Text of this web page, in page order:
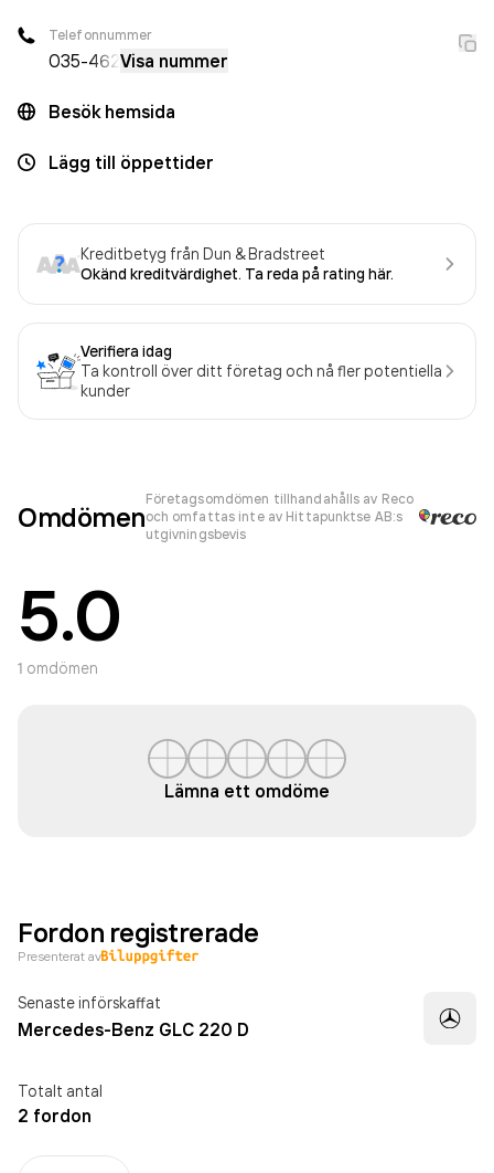
Telefonnummer
035-462Visa nummer
Besök hemsida
Lägg till öppettider
Kreditbetyg från Dun & Bradstreet
Okänd kreditvärdighet. Ta reda på rating här.
Verifiera idag
Ta kontroll över ditt företag och nå fler potentiella
kunder
Omdömen
Företagsomdömen tillhandahålls av Reco
och omfattas inte av Hittapunktse AB:s
utgivningsbevis
5.0
1 omdömen
Lämna ett omdöme
Fordon registrerade
Presenterat av
Senaste införskaffat
Mercedes-Benz GLC 220 D
Totalt antal
2 fordon